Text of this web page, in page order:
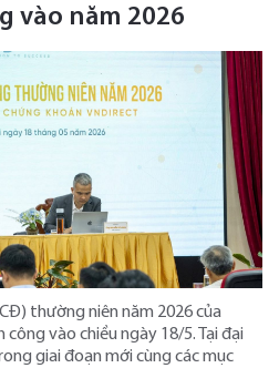
vào năm 2026
thường niên năm 2026 của
công vào chiều ngày 18/5. Tại đại
giai đoạn mới cùng các mục